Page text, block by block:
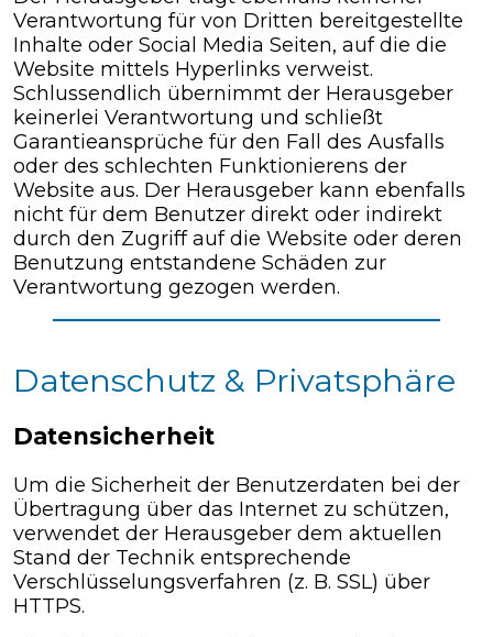
Verantwortung für von Dritten bereitgestellte
Inhalte oder Social Media Seiten, auf die die
Website mittels Hyperlinks verweist.
Schlussendlich übernimmt der Herausgeber
keinerlei Verantwortung und schließt
Garantieansprüche für den Fall des Ausfalls
oder des schlechten Funktionierens der
Website aus. Der Herausgeber kann ebenfalls
nicht für dem Benutzer direkt oder indirekt
durch den Zugriff auf die Website oder deren
Benutzung entstandene Schäden zur
Verantwortung gezogen werden.
Datenschutz & Privatsphäre
Datensicherheit
Um die Sicherheit der Benutzerdaten bei der
Übertragung über das Internet zu schützen,
verwendet der Herausgeber dem aktuellen
Stand der Technik entsprechende
Verschlüsselungsverfahren (z. B. SSL) über
HTTPS.